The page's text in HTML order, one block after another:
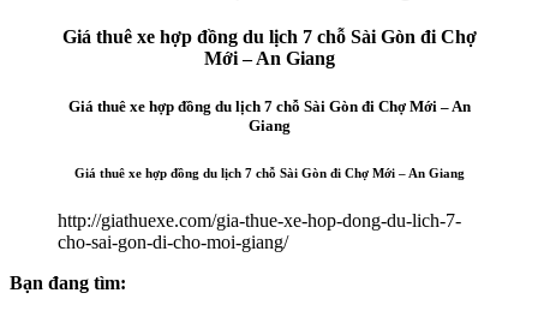
Giá thuê xe hợp đồng du lịch 7 chỗ Sài Gòn đi Chợ
Mới – An Giang
Giá thuê xe hợp đồng du lịch 7 chỗ Sài Gòn đi Chợ Mới – An
Giang
Giá thuê xe hợp đồng du lịch 7 chỗ Sài Gòn đi Chợ Mới – An Giang
http://giathuexe.com/gia-thue-xe-hop-dong-du-lich-7-
cho-sai-gon-di-cho-moi-giang/
Bạn đang tìm: